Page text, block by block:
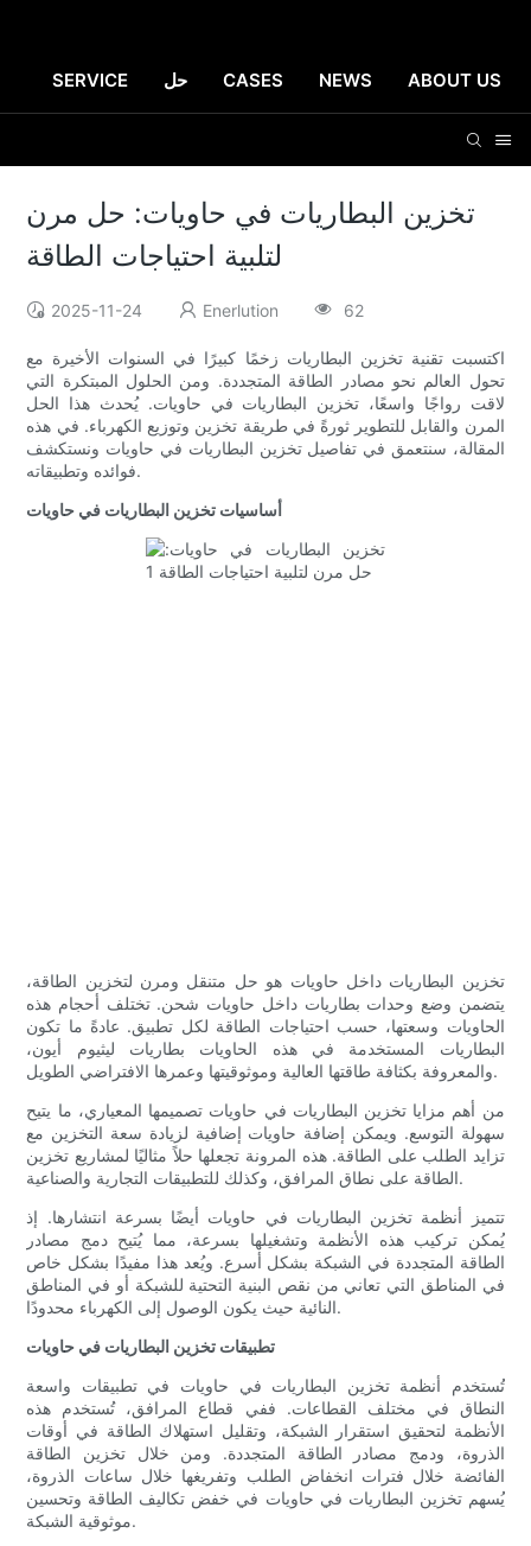
SERVICE حل CASES NEWS ABOUT US
تخزين البطاريات في حاويات: حل مرن
لتلبية احتياجات الطاقة
2025-11-24 Enerlution 62
اكتسبت تقنية تخزين البطاريات زخمًا كبيرًا في السنوات الأخيرة مع
تحول العالم نحو مصادر الطاقة المتجددة. ومن الحلول المبتكرة التي
لاقت رواجًا واسعًا، تخزين البطاريات في حاويات. يُحدث هذا الحل
المرن والقابل للتطوير ثورةً في طريقة تخزين وتوزيع الكهرباء. في هذه
المقالة، سنتعمق في تفاصيل تخزين البطاريات في حاويات ونستكشف
فوائده وتطبيقاته.
أساسيات تخزين البطاريات في حاويات
تخزين البطاريات داخل حاويات هو حل متنقل ومرن لتخزين الطاقة،
يتضمن وضع وحدات بطاريات داخل حاويات شحن. تختلف أحجام هذه
الحاويات وسعتها، حسب احتياجات الطاقة لكل تطبيق. عادةً ما تكون
البطاريات المستخدمة في هذه الحاويات بطاريات ليثيوم أيون،
والمعروفة بكثافة طاقتها العالية وموثوقيتها وعمرها الافتراضي الطويل.
من أهم مزايا تخزين البطاريات في حاويات تصميمها المعياري، ما يتيح
سهولة التوسع. ويمكن إضافة حاويات إضافية لزيادة سعة التخزين مع
تزايد الطلب على الطاقة. هذه المرونة تجعلها حلاً مثاليًا لمشاريع تخزين
الطاقة على نطاق المرافق، وكذلك للتطبيقات التجارية والصناعية.
تتميز أنظمة تخزين البطاريات في حاويات أيضًا بسرعة انتشارها. إذ
يُمكن تركيب هذه الأنظمة وتشغيلها بسرعة، مما يُتيح دمج مصادر
الطاقة المتجددة في الشبكة بشكل أسرع. ويُعد هذا مفيدًا بشكل خاص
في المناطق التي تعاني من نقص البنية التحتية للشبكة أو في المناطق
النائية حيث يكون الوصول إلى الكهرباء محدودًا.
تطبيقات تخزين البطاريات في حاويات
تُستخدم أنظمة تخزين البطاريات في حاويات في تطبيقات واسعة
النطاق في مختلف القطاعات. ففي قطاع المرافق، تُستخدم هذه
الأنظمة لتحقيق استقرار الشبكة، وتقليل استهلاك الطاقة في أوقات
الذروة، ودمج مصادر الطاقة المتجددة. ومن خلال تخزين الطاقة
الفائضة خلال فترات انخفاض الطلب وتفريغها خلال ساعات الذروة،
يُسهم تخزين البطاريات في حاويات في خفض تكاليف الطاقة وتحسين
موثوقية الشبكة.